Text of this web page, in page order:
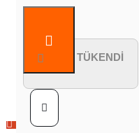
Tasarruflu
Temizlik ve
TV
STOK TÜKENDİ
Çok Satılan Ürün
Çok Satılan Ürün